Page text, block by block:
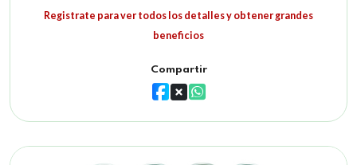
Registrate para ver todos los detalles y obtener grandes
beneficios
Compartir